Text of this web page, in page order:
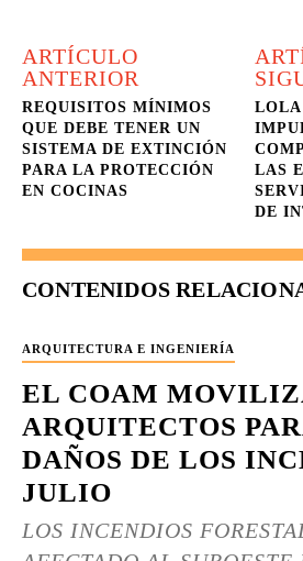
ARTÍCULO
ANTERIOR
REQUISITOS MÍNIMOS
QUE DEBE TENER UN
SISTEMA DE EXTINCIÓN
PARA LA PROTECCIÓN
EN COCINAS
LOLA
LAS
DE
CONTENIDOS
ARQUITECTURA E INGENIERÍA
EL COAM
ARQUITECTOS
DAÑOS DE LOS
JULIO
LOS INCENDIOS